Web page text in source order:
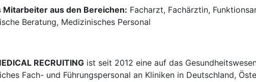
aus den Bereichen: Facharzt, Fachärztin,
Beratung, Medizinisches Personal
RECRUITING ist seit 2012 eine auf das
Fach- und Führungspersonal an Kliniken in Deutschland,